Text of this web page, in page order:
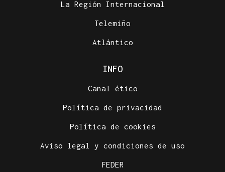
La Región Internacional
Telemiño
Atlántico
INFO
Canal ético
Política de privacidad
Política de cookies
Aviso legal y condiciones de uso
FEDER